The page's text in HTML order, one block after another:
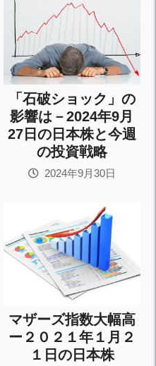
「石破ショック」の
影響は－2024年9月
27日の日本株と今週
の投資戦略
2024年9月30日
マザーズ指数大幅高
ー２０２１年１月２
１日の日本株